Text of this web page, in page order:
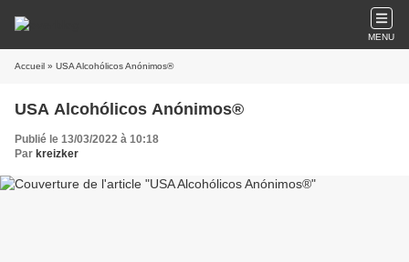
MENU
Accueil » USA Alcohólicos Anónimos®
USA Alcohólicos Anónimos®
Publié le 13/03/2022 à 10:18
Par kreizker